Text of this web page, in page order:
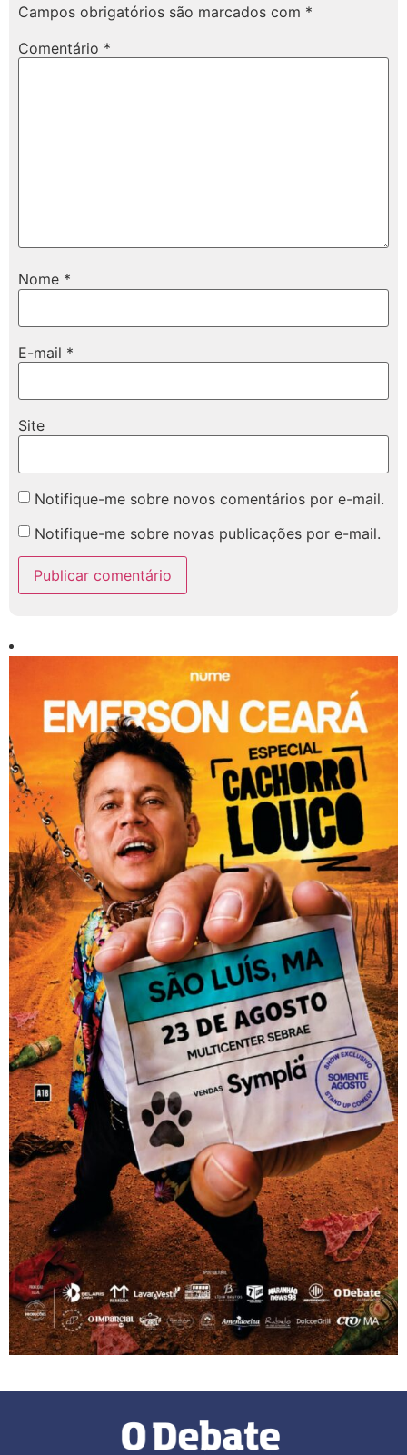
Campos obrigatórios são marcados com *
Comentário *
Nome *
E-mail *
Site
Notifique-me sobre novos comentários por e-mail.
Notifique-me sobre novas publicações por e-mail.